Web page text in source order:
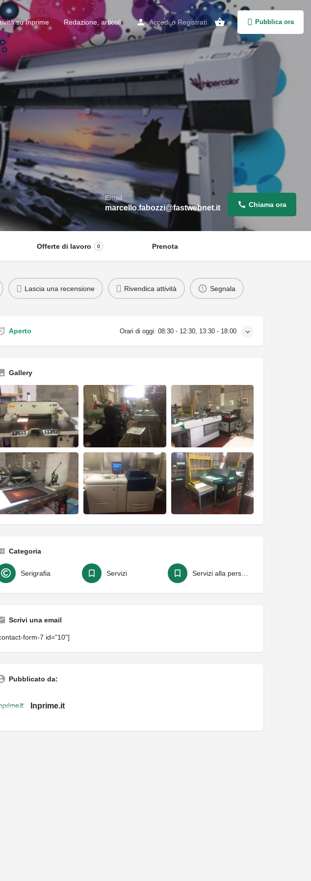
su Inprime Redazione, articoli Accedi o Registrati Pubblica ora
Email
marcello.fabozzi@fastwebnet.it Chiama ora
Offerte di lavoro 0 Prenota
Lascia una recensione Rivendica attività Segnala
Aperto Orari di oggi: 08:30 - 12:30, 13:30 - 18:00
Gallery
Categoria
Serigrafia Servizi Servizi alla persona
Scrivi una email
form-7 id="10"]
Pubblicato da:
Inprime.it